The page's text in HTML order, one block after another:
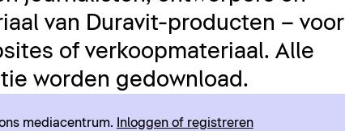
van Duravit-producten – voor
of verkoopmateriaal. Alle
worden gedownload.
mediacentrum. Inloggen of registreren